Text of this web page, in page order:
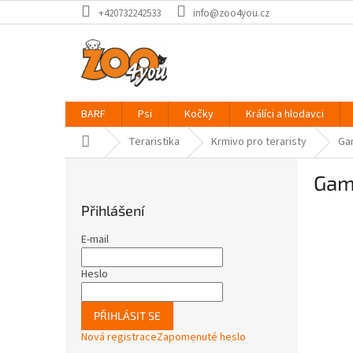
na
+420732242533 info@zoo4you.cz
BARF Psi Kočky Králíci a hlodavci
Domů Teraristika Krmivo pro teraristy
Přihlášení
E-mail
Heslo
PŘIHLÁSIT SE
Nová registraceZapomenuté heslo